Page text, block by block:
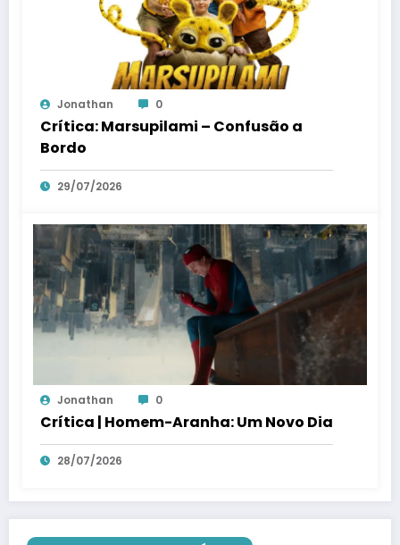
Jonathan 0
Crítica: Marsupilami – Confusão a
Bordo
29/07/2026
Jonathan 0
Crítica | Homem-Aranha: Um Novo Dia
28/07/2026